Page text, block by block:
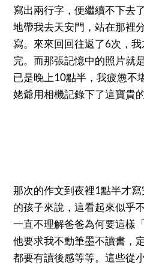
寫出兩行字，便繼續不下去
地帶我去天安門，站在那裡
寫。來來回回往返了6次，
完。而那張記憶中的照片就
已是晚上10點半，我疲憊不
姥爺用相機記錄下了這寶貴的
那次的作文到夜裡1點半才
的孩子來說，這看起來似乎
一直不理解爸爸為何要這樣
他要求我不動筆墨不讀書，
都要有讀後感等等。這些從